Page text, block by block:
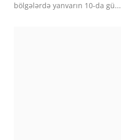
bölgələrdə yanvarın 10-da gü...